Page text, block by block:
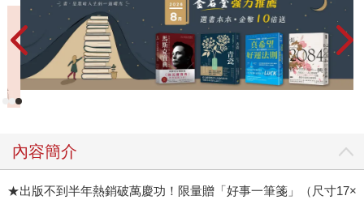
持續到二十五歲左右。 被《恆毅力》作者安琪拉譽為當代
「最棒的發展心理學家」，大衛．葉格於本書提出了「導師
心態」理論，強調以「高標準、高支持」的做法，帶領年輕
人們發揮潛力、在各自領域上發光發熱，所有會與年輕人接
觸的教育工作者、家長、教練、主管，也不再因為彼此的代
溝感到束手無策。 此次中華隊隊員平均年齡恰巧為二十四．
在場上展現出絕佳的表現，雖然沒有任何人明確指出，教練
們也以「高支持」的心態來鼓勵球員們，但是從一句「我希
望你能把場上的快樂，渲染給周邊的人」，我們應該可以大
內容簡介
★出版不到半年熱銷破萬慶功！限量贈「好事一筆箋」（尺寸17×